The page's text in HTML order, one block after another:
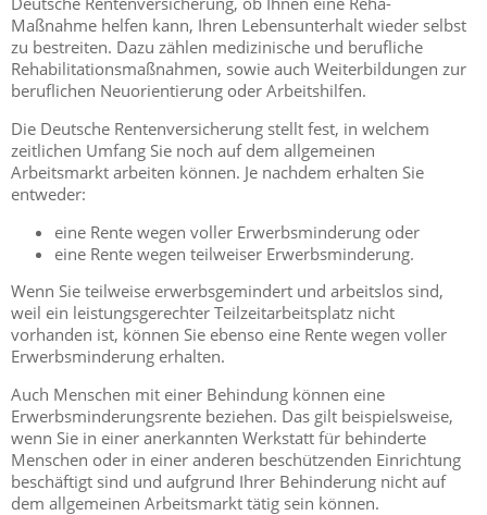
Maßnahme helfen kann, Ihren Lebensunterhalt wieder selbst
zu bestreiten. Dazu zählen medizinische und berufliche
Rehabilitationsmaßnahmen, sowie auch Weiterbildungen zur
beruflichen Neuorientierung oder Arbeitshilfen.
Die Deutsche Rentenversicherung stellt fest, in welchem
zeitlichen Umfang Sie noch auf dem allgemeinen
Arbeitsmarkt arbeiten können. Je nachdem erhalten Sie
entweder:
eine Rente wegen voller Erwerbsminderung oder
eine Rente wegen teilweiser Erwerbsminderung.
Wenn Sie teilweise erwerbsgemindert und arbeitslos sind,
weil ein leistungsgerechter Teilzeitarbeitsplatz nicht
vorhanden ist, können Sie ebenso eine Rente wegen voller
Erwerbsminderung erhalten.
Auch Menschen mit einer Behindung können eine
Erwerbsminderungsrente beziehen. Das gilt beispielsweise,
wenn Sie in einer anerkannten Werkstatt für behinderte
Menschen oder in einer anderen beschützenden Einrichtung
beschäftigt sind und aufgrund Ihrer Behinderung nicht auf
dem allgemeinen Arbeitsmarkt tätig sein können.